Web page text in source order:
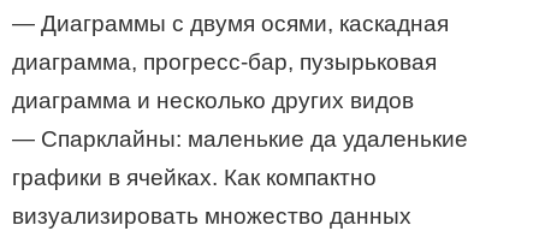
— Диаграммы с двумя осями, каскадная
диаграмма, прогресс-бар, пузырьковая
диаграмма и несколько других видов
— Спарклайны: маленькие да удаленькие
графики в ячейках. Как компактно
визуализировать множество данных